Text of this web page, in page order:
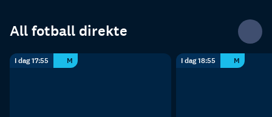
All fotball direkte
I dag 17:55 M I dag 18:55 M